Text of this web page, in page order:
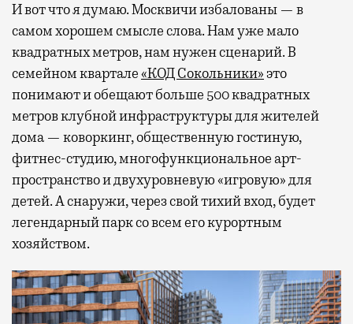
И вот что я думаю. Москвичи избалованы — в
самом хорошем смысле слова. Нам уже мало
квадратных метров, нам нужен сценарий. В
семейном квартале«КОД Сокольники»это
понимают и обещают больше 500 квадратных
метров клубной инфраструктуры для жителей
дома — коворкинг, общественную гостиную,
фитнес-студию, многофункциональное арт-
пространство и двухуровневую «игровую» для
детей. А снаружи, через свой тихий вход, будет
легендарный парк со всем его курортным
хозяйством.